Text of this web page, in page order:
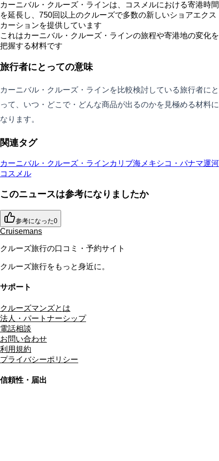
カーニバル・クルーズ・ラインは、コスメルにおける寄港時間
を延長し、750回以上のクルーズで多数の新しいショアエクス
カーションを提供しています
これはカーニバル・クルーズ・ラインの旅程や寄港地の変化を
把握する材料です
旅行者にとっての意味
カーニバル・クルーズ・ラインを比較検討している旅行者にと
って、いつ・どこで・どんな商品が出るのかを見極める材料に
なります。
関連タグ
カーニバル・クルーズ・ラインカリブ海 メキシコ・パナマ運河
コスメル
このニュースは参考になりましたか
参考になった0
Cruisemans
クルーズ旅行の口コミ・予約サイト
クルーズ旅行をもっと身近に。
サポート
クルーズマンズとは
法人・パートナーシップ
電話相談
お問い合わせ
利用規約
プライバシーポリシー
信頼性・届出